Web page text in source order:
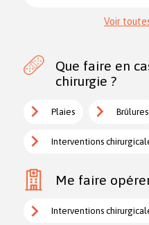
Voir
Que faire en
chirurgie ?
Plaies Brûlures
Interventions
Me faire
Interventions